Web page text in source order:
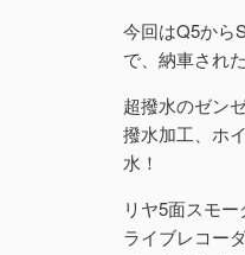
今回はQ5から
で、納車され
超撥水のゼン
撥水加工、ホ
水！
リヤ5面スモ
ライブレコー